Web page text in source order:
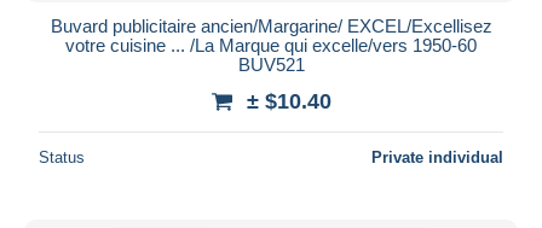
Buvard publicitaire ancien/Margarine/ EXCEL/Excellisez
votre cuisine ... /La Marque qui excelle/vers 1950-60
BUV521
± $10.40
Status Private individual